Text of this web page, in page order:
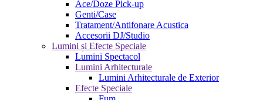
Ace/Doze Pick-up
Genti/Case
Tratament/Antifonare Acustica
Accesorii DJ/Studio
Lumini și Efecte Speciale
Lumini Spectacol
Lumini Arhitecturale
Lumini Arhitecturale de Exterior
Efecte Speciale